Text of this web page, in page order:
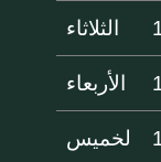
الثلاثاء
الأربعاء
لخميس